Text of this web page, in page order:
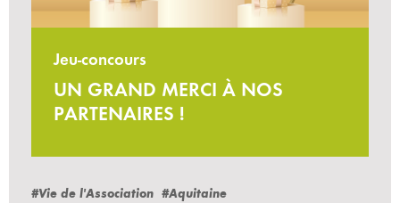
Jeu-concours
UN GRAND MERCI À NOS
PARTENAIRES !
#Vie de l'Association #Aquitaine